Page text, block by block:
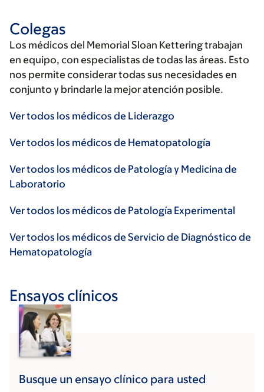
Colegas
Los médicos del Memorial Sloan Kettering trabajan
en equipo, con especialistas de todas las áreas. Esto
nos permite considerar todas sus necesidades en
conjunto y brindarle la mejor atención posible.
Ver todos los médicos de Liderazgo
Ver todos los médicos de Hematopatología
Ver todos los médicos de Patología y Medicina de
Laboratorio
Ver todos los médicos de Patología Experimental
Ver todos los médicos de Servicio de Diagnóstico de
Hematopatología
Ensayos clínicos
Busque un ensayo clínico para usted